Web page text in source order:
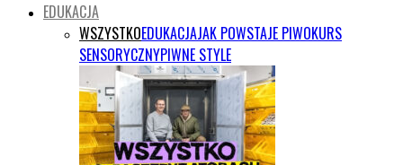
EDUKACJA
WSZYSTKOEDUKACJAJAK POWSTAJE PIWOKURS
SENSORYCZNYPIWNE STYLE